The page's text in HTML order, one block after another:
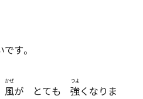
たいふう
です。
風が とても 強くなりま